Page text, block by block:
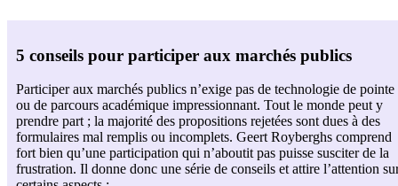
5 conseils pour participer aux marchés publics
Participer aux marchés publics n’exige pas de technologie de pointe
ou de parcours académique impressionnant. Tout le monde peut y
prendre part ; la majorité des propositions rejetées sont dues à des
formulaires mal remplis ou incomplets. Geert Royberghs comprend
fort bien qu’une participation qui n’aboutit pas puisse susciter de la
frustration. Il donne donc une série de conseils et attire l’attention